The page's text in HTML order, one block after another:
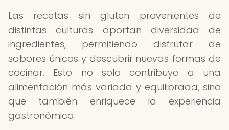
Las recetas sin gluten provenientes de
distintas culturas aportan diversidad de
ingredientes, permitiendo disfrutar de
sabores únicos y descubrir nuevas formas de
cocinar. Esto no solo contribuye a una
alimentación más variada y equilibrada, sino
que también enriquece la experiencia
gastronómica.